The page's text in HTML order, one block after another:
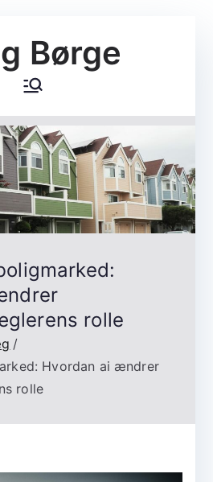
Børge
rolle
Hvordan ai ændrer
rolle